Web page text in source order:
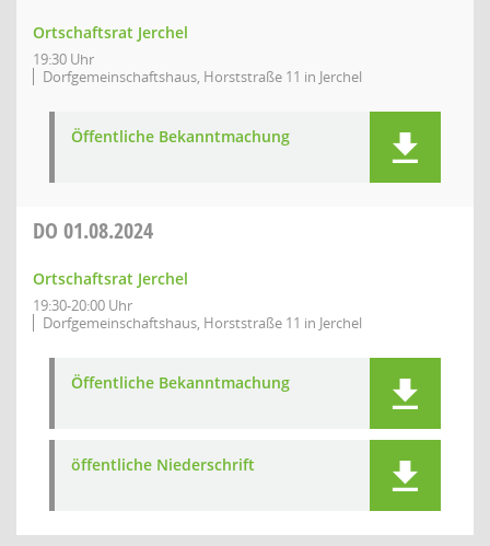
Ortschaftsrat Jerchel
19:30 Uhr
Dorfgemeinschaftshaus, Horststraße 11 in Jerchel
Öffentliche Bekanntmachung
DO 01.08.2024
Ortschaftsrat Jerchel
19:30-20:00 Uhr
Dorfgemeinschaftshaus, Horststraße 11 in Jerchel
Öffentliche Bekanntmachung
öffentliche Niederschrift